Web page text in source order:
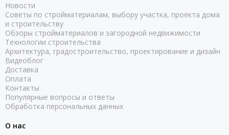
Новости
Советы по стройматериалам, выбору участка, проекта дома
и строительству
Обзоры стройматериалов и загородной недвижимости
Технологии строительства
Архитектура, градостроительство, проектирование и дизайн
Видеоблог
Доставка
Оплата
Контакты
Популярные вопросы и ответы
Обработка персональных данных
О нас